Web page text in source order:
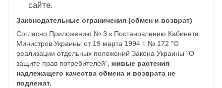
сайте.
Законодательные ограничения (обмен и возврат)
Согласно Приложению № 3 к Постановлению Кабинета
Министров Украины от 19 марта 1994 г. № 172 "О
реализации отдельных положений Закона Украины "О
защите прав потребителей", живые растения
надлежащего качества обмена и возврата не
подлежат.